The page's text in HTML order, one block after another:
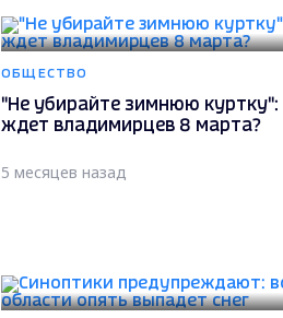
ОБЩЕСТВО
"Не убирайте зимнюю куртку":
ждет владимирцев 8 марта?
5 месяцев назад